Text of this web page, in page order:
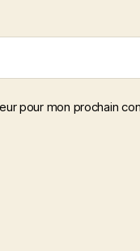
pour mon prochain